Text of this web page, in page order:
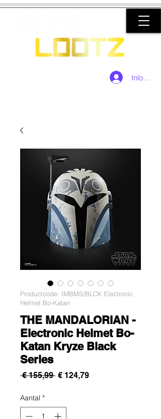
Inloggen
Productcode: IMBMS/BLCK Electronic
Helmet Bo-Katan
THE MANDALORIAN -
Electronic Helmet Bo-
Katan Kryze Black
Series
€ 155,99 Normale
€ 124,79Verkoopprijs
Aantal *